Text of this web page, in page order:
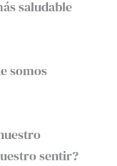
saludable
somos
sentir?⁣